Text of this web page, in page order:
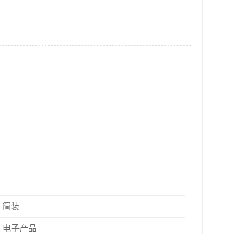
简装
电子产品